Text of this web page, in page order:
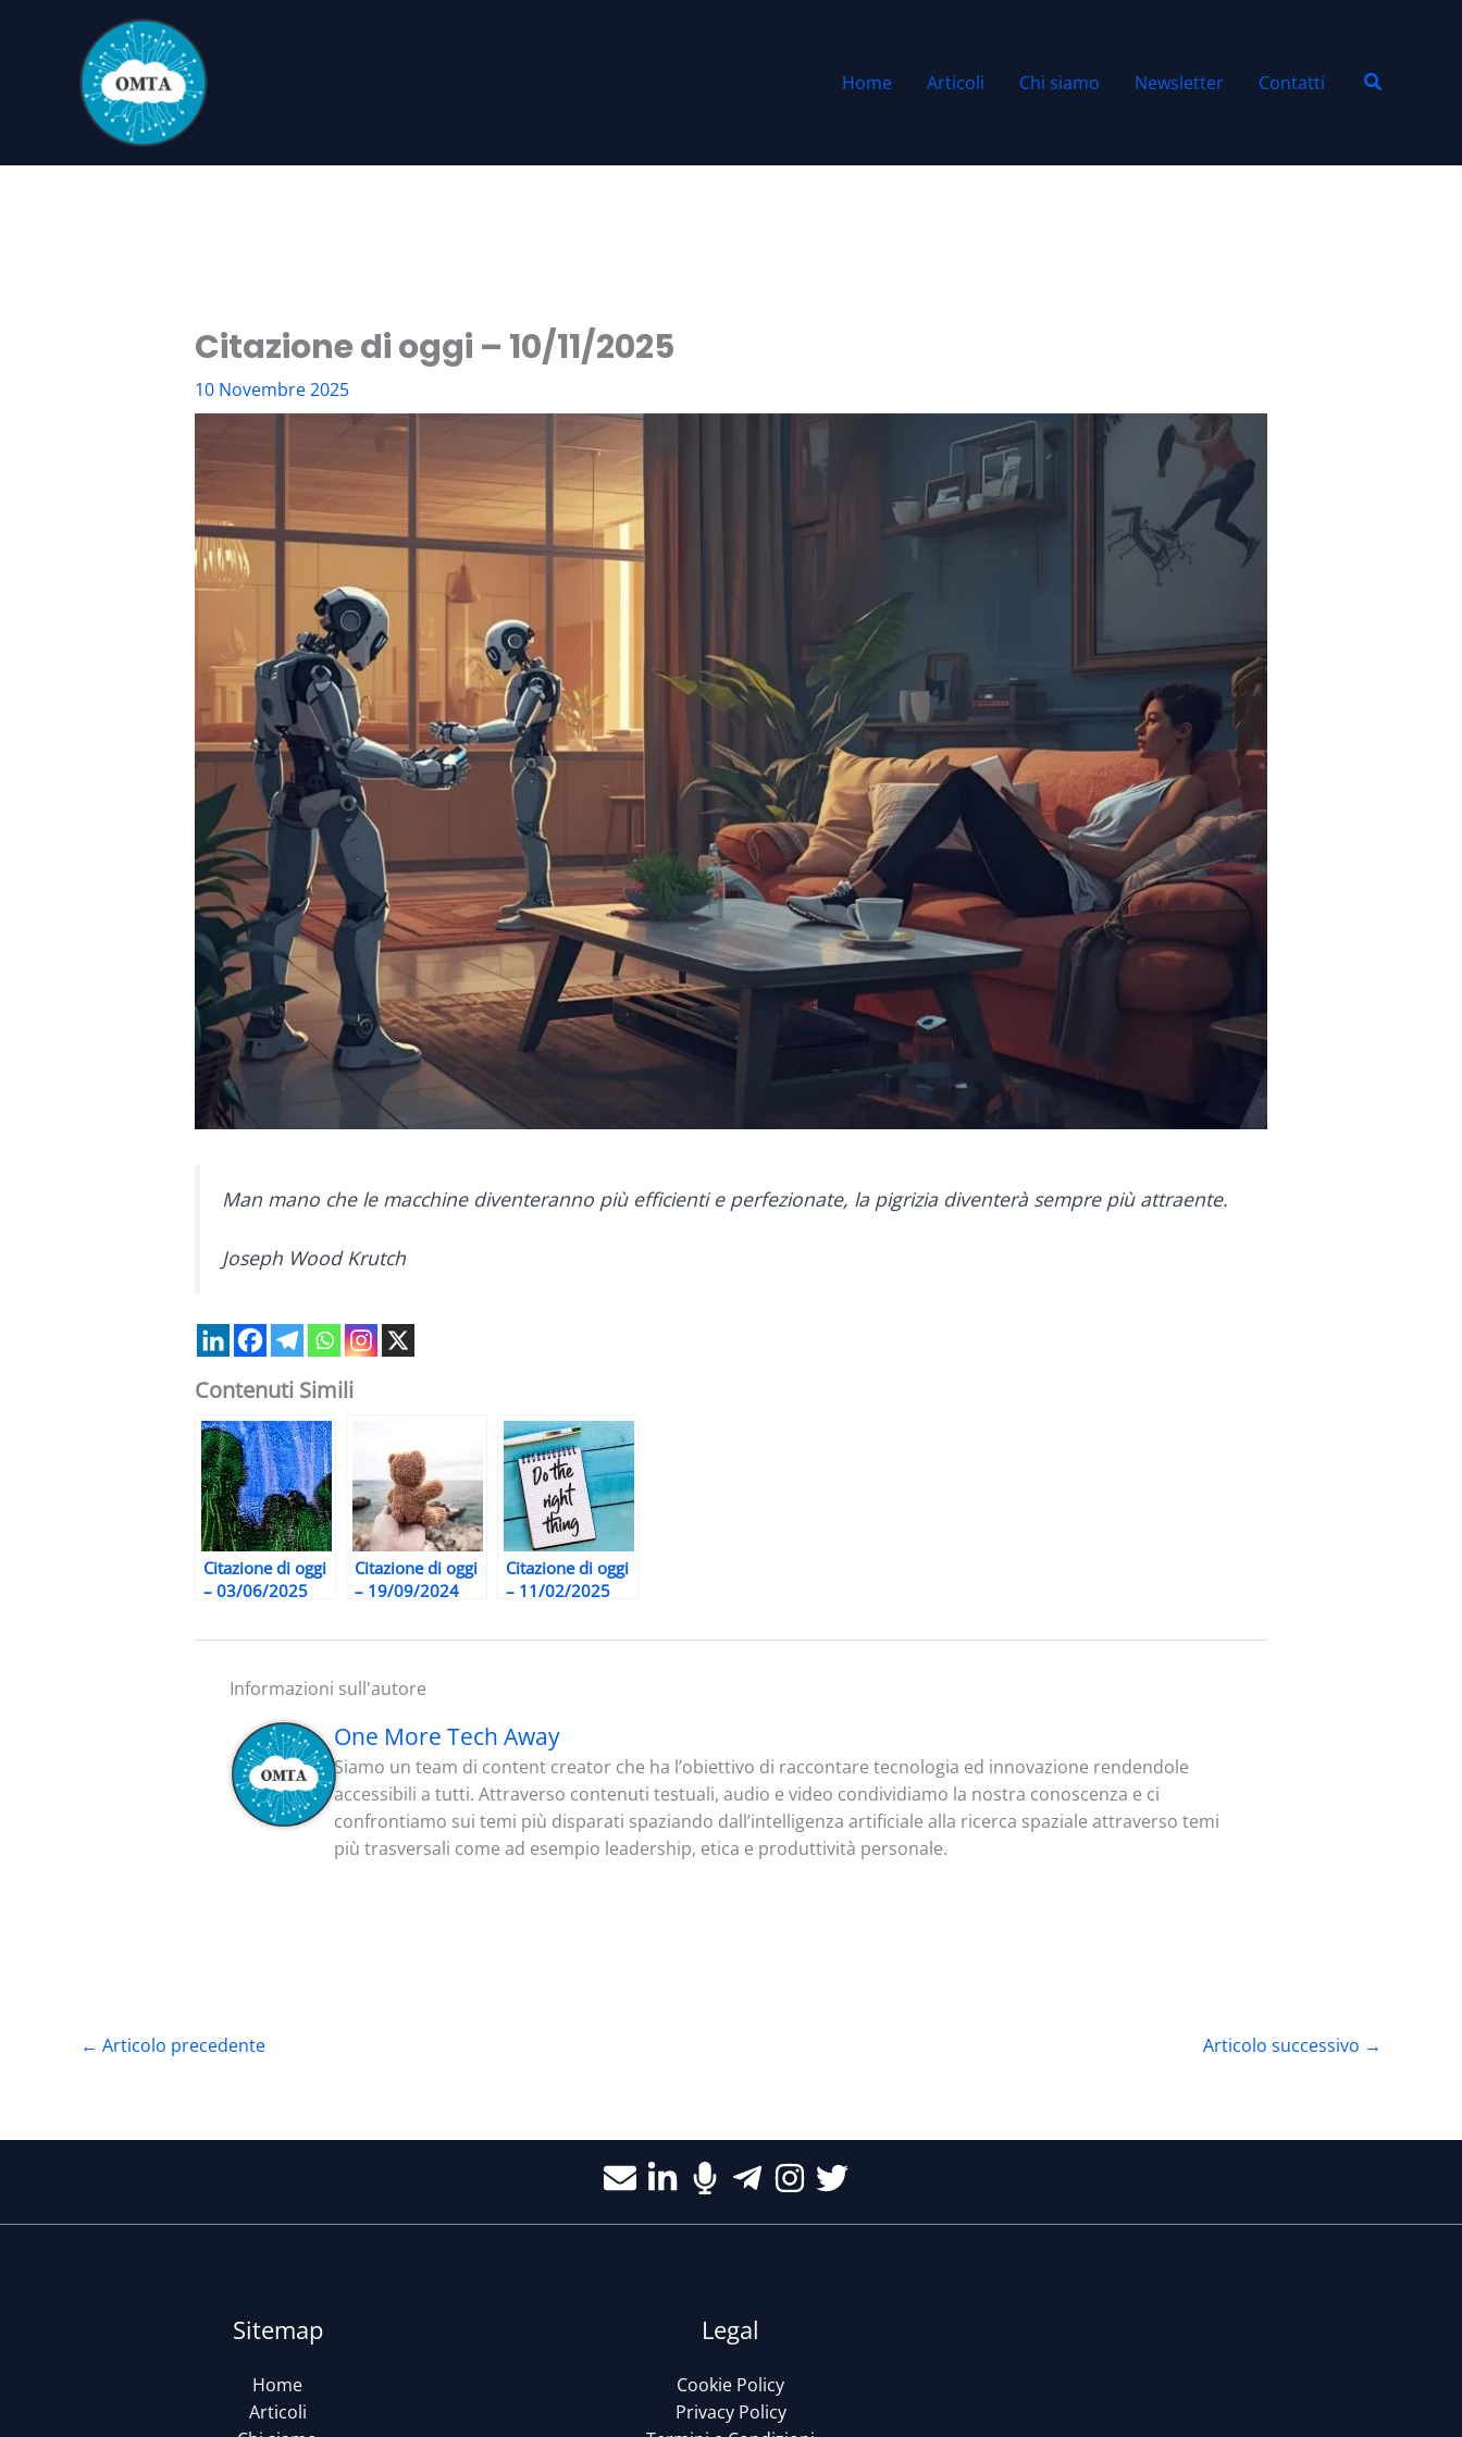
contenuto
Home Articoli Chi siamo Newsletter Contatti Cerca
Citazione di oggi – 10/11/2025
10 Novembre 2025
Man mano che le macchine diventeranno più efficienti e perfezionate, la pigrizia diventerà sempre più attraente.
Joseph Wood Krutch
Contenuti Simili
Citazione di oggi
– 03/06/2025
Citazione di oggi
– 19/09/2024
Citazione di oggi
– 11/02/2025
Informazioni sull'autore
One More Tech Away
Siamo un team di content creator che ha l’obiettivo di raccontare tecnologia ed innovazione rendendole
accessibili a tutti. Attraverso contenuti testuali, audio e video condividiamo la nostra conoscenza e ci
confrontiamo sui temi più disparati spaziando dall’intelligenza artificiale alla ricerca spaziale attraverso temi
più trasversali come ad esempio leadership, etica e produttività personale.
← Articolo precedente Articolo successivo →
Sitemap
Home
Articoli
Legal
Cookie Policy
Privacy Policy